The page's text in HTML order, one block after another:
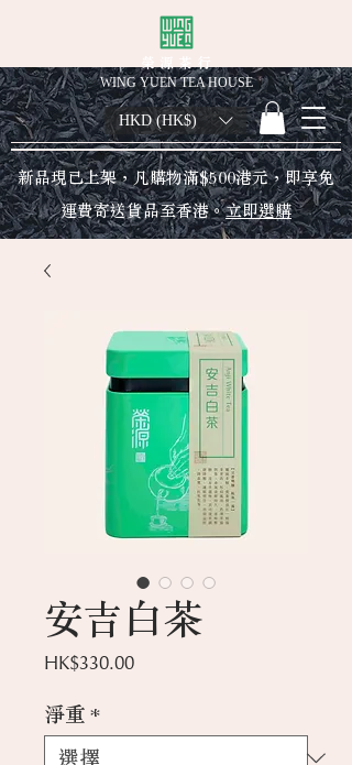
HKD (HK$)
WING YUEN TEA HOUSE
新品現已上架，凡購物滿$500港元，即享免
運費寄送貨品至香港。立即選購
安吉白茶
HK$330.00價
淨重 *